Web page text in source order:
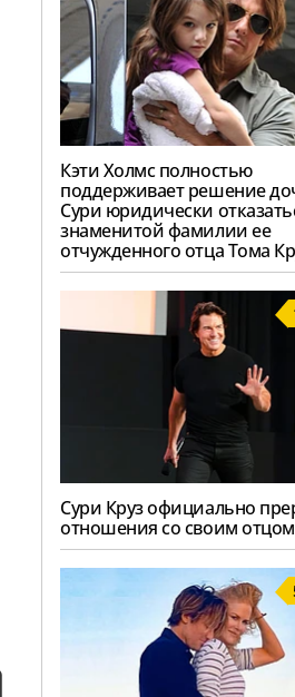
Кэти Холмс полностью
поддерживает решение
Сури юридически
знаменитой фамилии ее
отчужденного отца Тома
Сури Круз официально
отношения со своим отцом